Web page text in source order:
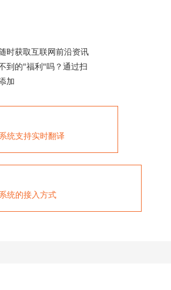
时获取互联网前沿资讯
到的"福利"吗？通过扫
加
统支持实时翻译
统的接入方式